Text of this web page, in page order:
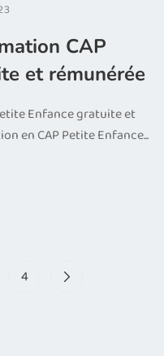
CAP
et rémunérée
Enfance gratuite et
en CAP Petite Enfance...
4